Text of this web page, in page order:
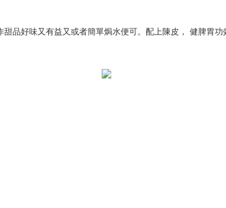
品好味又有益又或者簡單焗水便可。配上陳皮， 健脾胃功